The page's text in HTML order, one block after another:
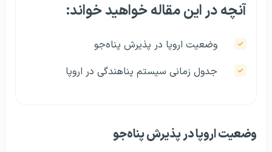
آنچه در این مقاله خواهید خواند:
وضعیت اروپا در پذیرش پناه‌جو
جدول زمانی سیستم پناهندگی در اروپا
وضعیت اروپا در پذیرش پناه‌جو